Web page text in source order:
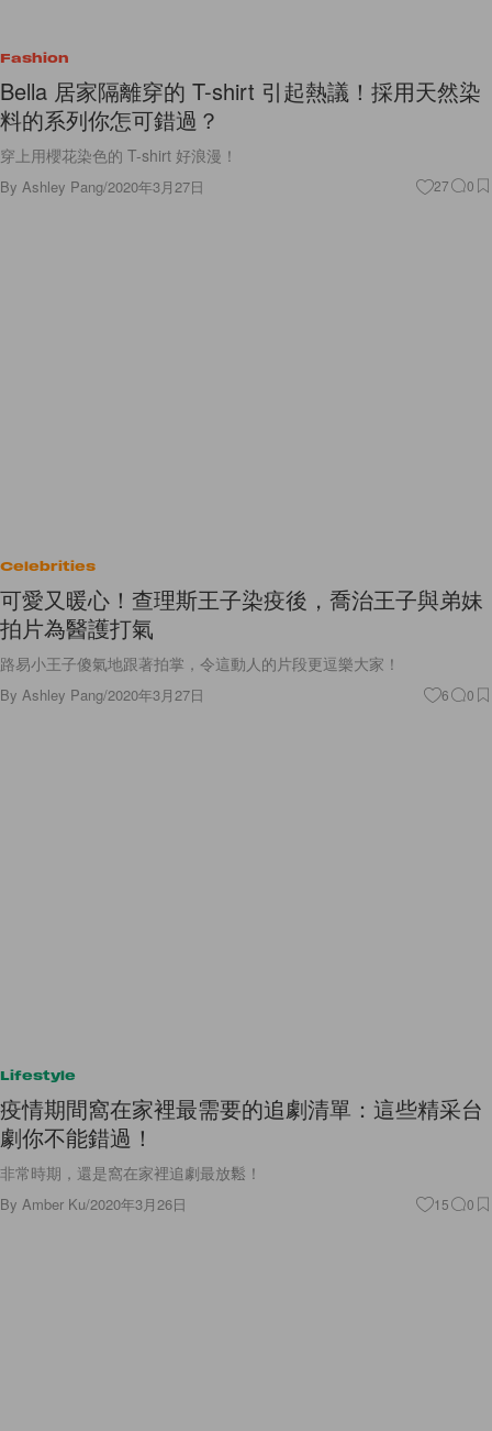
Fashion
Bella 居家隔離穿的 T-shirt 引起熱議！採用天然染
料的系列你怎可錯過？
穿上用櫻花染色的 T-shirt 好浪漫！
By Ashley Pang/2020年3月27日 27 0
Celebrities
可愛又暖心！查理斯王子染疫後，喬治王子與弟妹
拍片為醫護打氣
路易小王子傻氣地跟著拍掌，令這動人的片段更逗樂大家！
By Ashley Pang/2020年3月27日 6 0
Lifestyle
疫情期間窩在家裡最需要的追劇清單：這些精采台
劇你不能錯過！
非常時期，還是窩在家裡追劇最放鬆！
By Amber Ku/2020年3月26日 15 0